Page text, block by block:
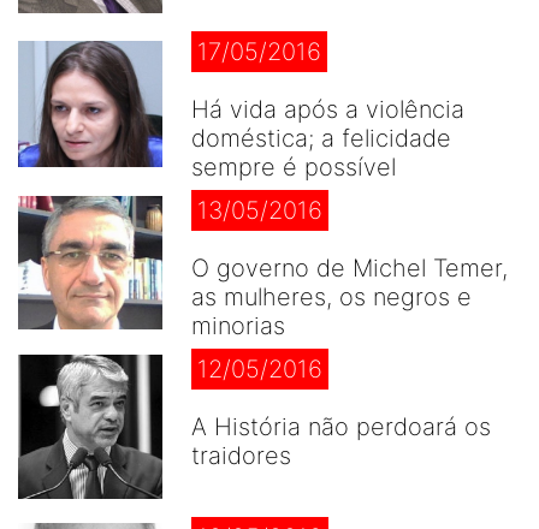
17/05/2016
Há vida após a violência
doméstica; a felicidade
sempre é possível
13/05/2016
O governo de Michel Temer,
as mulheres, os negros e
minorias
12/05/2016
A História não perdoará os
traidores